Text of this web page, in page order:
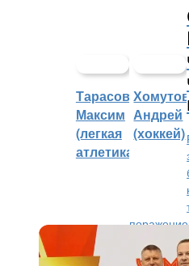
Тарасов
Максим
(легкая
атлетика)
Андрей
(хоккей)
аппарата. Участие в
Нальчике, приняли...